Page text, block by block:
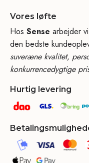
Vores løfte
Hos Sense arbejder
den bedste
suveræne kvalitet,
konkurrencedygtige
Hurtig levering